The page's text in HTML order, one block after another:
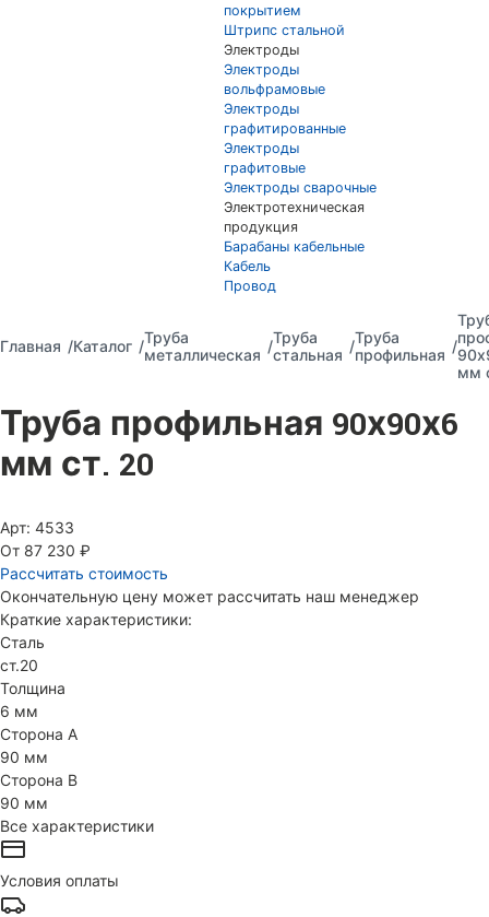
покрытием
Штрипс стальной
Электроды
Электроды
вольфрамовые
Электроды
графитированные
Электроды
графитовые
Электроды сварочные
Электротехническая
продукция
Барабаны кабельные
Кабель
Провод
Главная Каталог
Труба
металлическая
Труба
стальная
Труба
профильная
мм
Труба профильная 90х90х6
мм ст. 20
Арт: 4533
От 87 230 ₽
Рассчитать стоимость
Окончательную цену может рассчитать наш менеджер
Краткие характеристики:
Сталь
ст.20
Толщина
6 мм
Сторона А
90 мм
Сторона В
90 мм
Все характеристики
Условия оплаты